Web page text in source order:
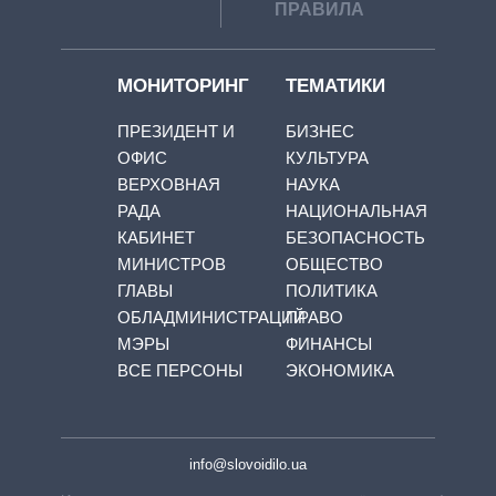
ПРАВИЛА
МОНИТОРИНГ
ПРЕЗИДЕНТ И
ОФИС
ВЕРХОВНАЯ
РАДА
КАБИНЕТ
МИНИСТРОВ
ГЛАВЫ
ОБЛАДМИНИСТРАЦИЙ
МЭРЫ
ВСЕ ПЕРСОНЫ
ТЕМАТИКИ
БИЗНЕС
КУЛЬТУРА
НАУКА
НАЦИОНАЛЬНАЯ
БЕЗОПАСНОСТЬ
ОБЩЕСТВО
ПОЛИТИКА
ПРАВО
ФИНАНСЫ
ЭКОНОМИКА
info@slovoidilo.ua